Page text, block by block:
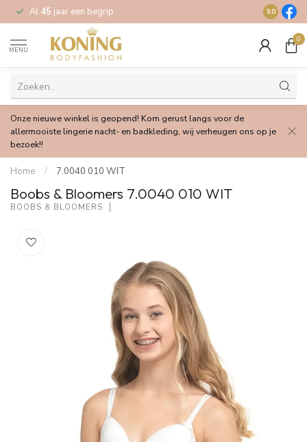
Al 45 jaar een begrip Gratis
9.0
MENU
0
Onze nieuwe winkel is geopend! Kom gerust langs voor de
allermooiste lingerie nacht- en badkleding, wij verheugen ons op je
bezoek!!
Home / 7.0040 010 WIT
Boobs & Bloomers 7.0040 010 WIT
BOOBS & BLOOMERS